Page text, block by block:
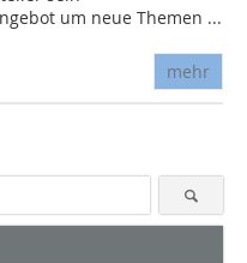
um neue Themen ...
mehr